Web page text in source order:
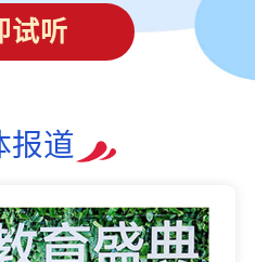
试听
报道